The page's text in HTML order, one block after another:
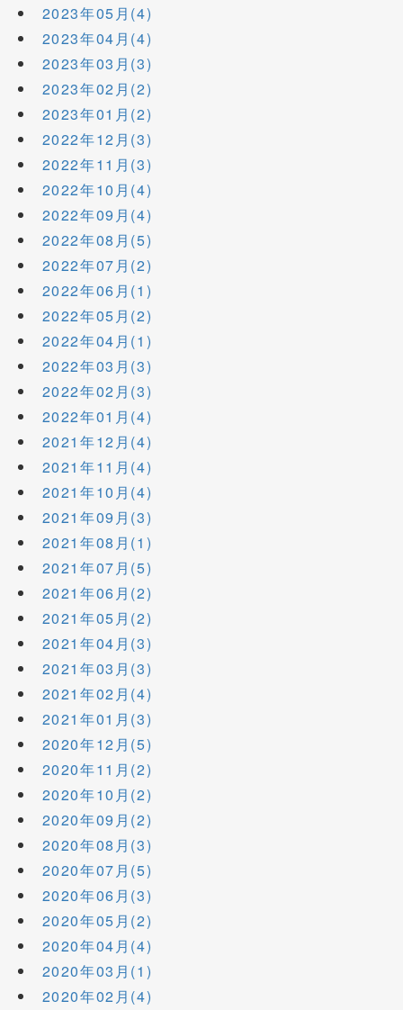
2023年05月(4)
2023年04月(4)
2023年03月(3)
2023年02月(2)
2023年01月(2)
2022年12月(3)
2022年11月(3)
2022年10月(4)
2022年09月(4)
2022年08月(5)
2022年07月(2)
2022年06月(1)
2022年05月(2)
2022年04月(1)
2022年03月(3)
2022年02月(3)
2022年01月(4)
2021年12月(4)
2021年11月(4)
2021年10月(4)
2021年09月(3)
2021年08月(1)
2021年07月(5)
2021年06月(2)
2021年05月(2)
2021年04月(3)
2021年03月(3)
2021年02月(4)
2021年01月(3)
2020年12月(5)
2020年11月(2)
2020年10月(2)
2020年09月(2)
2020年08月(3)
2020年07月(5)
2020年06月(3)
2020年05月(2)
2020年04月(4)
2020年03月(1)
2020年02月(4)